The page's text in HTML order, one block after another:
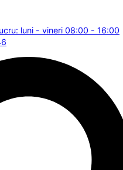
luni - vineri 08:00 - 16:00